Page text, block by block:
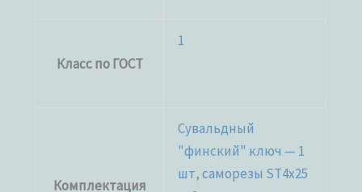
Класс по ГОСТ
1
Комплектация
Сувальдный
"финский" ключ — 1
шт, саморезы ST4x25